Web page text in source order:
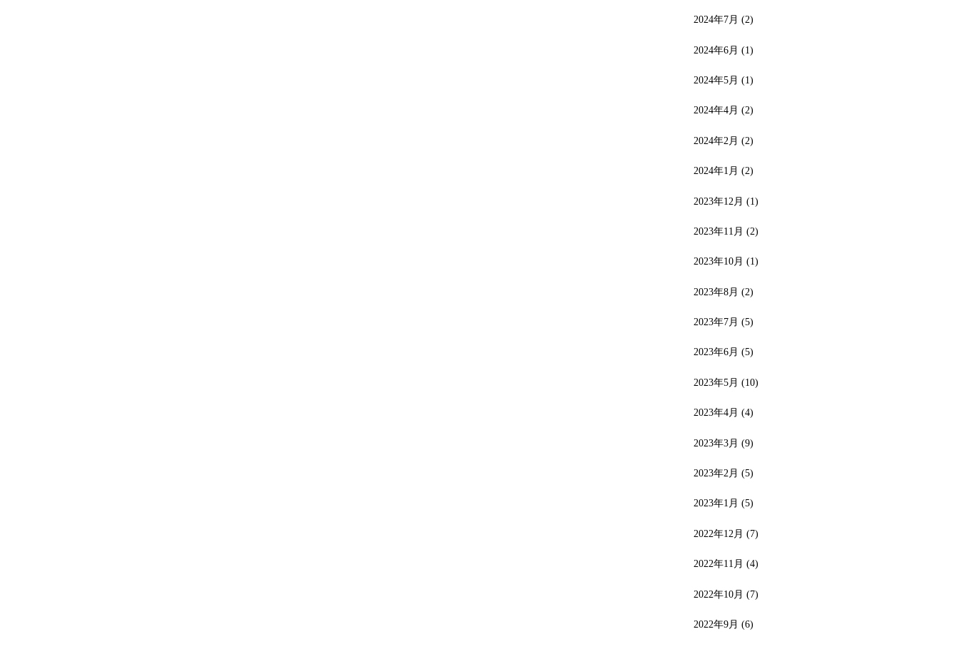
2024年7月 (2)
2024年6月 (1)
2024年5月 (1)
2024年4月 (2)
2024年2月 (2)
2024年1月 (2)
2023年12月 (1)
2023年11月 (2)
2023年10月 (1)
2023年8月 (2)
2023年7月 (5)
2023年6月 (5)
2023年5月 (10)
2023年4月 (4)
2023年3月 (9)
2023年2月 (5)
2023年1月 (5)
2022年12月 (7)
2022年11月 (4)
2022年10月 (7)
2022年9月 (6)